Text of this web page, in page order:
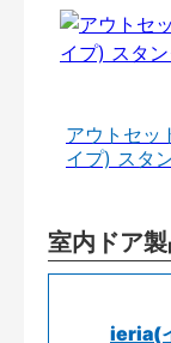
アウトセッ
イプ) スタ
室内ドア
ieria(